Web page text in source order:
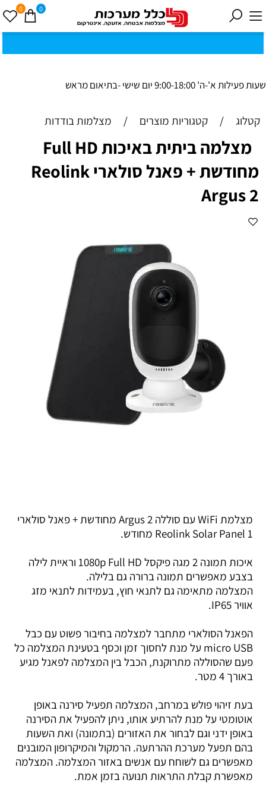
כ
ת
וב
ת
ינ
ו:ז
ב
וט
ינ
ס
קי1
8
0ב
נ
י ב
ר
ק
שעות פעילות א'-ה' 9:00-18:00 יום שישי -בתיאום מראש
0 0
קטלוג / קטגוריות מוצרים / מצלמות בודדות
מצלמה ביתית באיכות Full HD
מחודשת + פאנל סולארי Reolink
Argus 2
מצלמת WiFi עם סוללה Argus 2 מחודשת + פאנל סולארי
Reolink Solar Panel 1 מחודש.
איכות תמונה 2 מגה פיקסל 1080p Full HD וראיית לילה
בצבע מאפשרים תמונה ברורה גם בלילה.
המצלמה מתאימה גם לתנאי חוץ, בעמידות לתנאי מזג
אוויר IP65.
הפאנל הסולארי מתחבר למצלמה בחיבור פשוט עם כבל
micro USB על מנת לחסוך זמן וכסף בטעינת המצלמה כל
פעם שהסוללה מתרוקנת, הכבל בין המצלמה לפאנל מגיע
באורך 4 מטר.
בעת זיהוי פולש במרחב, המצלמה תפעיל סירנה באופן
אוטומטי על מנת להרתיע אותו, ניתן להפעיל את הסירנה
באופן ידני וגם לבחור את האזורים (בתמונה) ואת השעות
בהם תפעל מערכת ההרתעה. הרמקול והמיקרופון המובנים
מאפשרים גם לשוחח עם אנשים באזור המצלמה. המצלמה
מאפשרת קבלת התראות תנועה בזמן אמת.